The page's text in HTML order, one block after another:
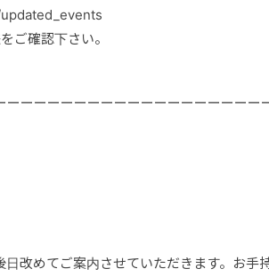
ご確認下さい。
ーーーーーーーーーーーーーーーーーー
改めてご案内させていただきます。お手